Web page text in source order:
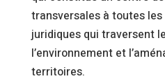
transversales à toutes
juridiques qui traversent
l’environnement et
territoires.